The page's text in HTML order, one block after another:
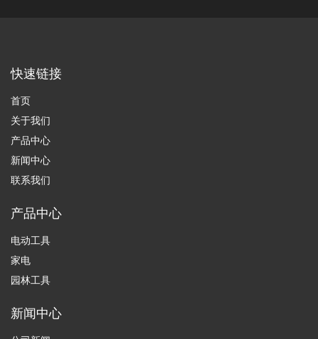
快速链接
首页
关于我们
产品中心
新闻中心
联系我们
产品中心
电动工具
家电
园林工具
新闻中心